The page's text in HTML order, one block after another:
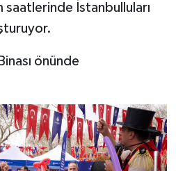
saatlerinde İstanbulluları
önünde